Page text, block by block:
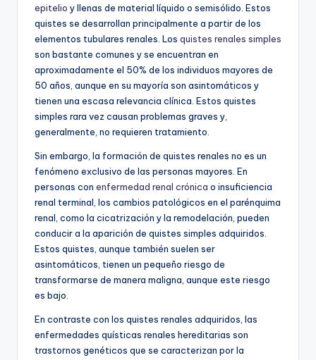
epitelio y llenas de material líquido o semisólido. Estos
quistes se desarrollan principalmente a partir de los
elementos tubulares renales. Los quistes renales simples
son bastante comunes y se encuentran en
aproximadamente el 50% de los individuos mayores de
50 años, aunque en su mayoría son asintomáticos y
tienen una escasa relevancia clínica. Estos quistes
simples rara vez causan problemas graves y,
generalmente, no requieren tratamiento.
Sin embargo, la formación de quistes renales no es un
fenómeno exclusivo de las personas mayores. En
personas con enfermedad renal crónica o insuficiencia
renal terminal, los cambios patológicos en el parénquima
renal, como la cicatrización y la remodelación, pueden
conducir a la aparición de quistes simples adquiridos.
Estos quistes, aunque también suelen ser
asintomáticos, tienen un pequeño riesgo de
transformarse de manera maligna, aunque este riesgo
es bajo.
En contraste con los quistes renales adquiridos, las
enfermedades quísticas renales hereditarias son
trastornos genéticos que se caracterizan por la